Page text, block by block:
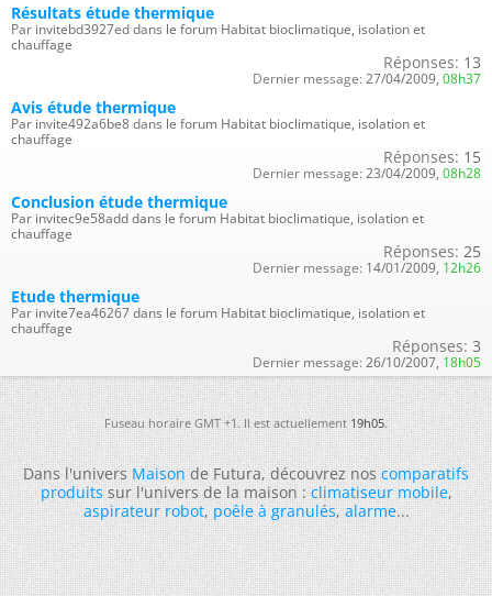
Résultats étude thermique
Par invitebd3927ed dans le forum Habitat bioclimatique, isolation et
chauffage
Réponses: 13
Dernier message: 27/04/2009, 08h37
Avis étude thermique
Par invite492a6be8 dans le forum Habitat bioclimatique, isolation et
chauffage
Réponses: 15
Dernier message: 23/04/2009, 08h28
Conclusion étude thermique
Par invitec9e58add dans le forum Habitat bioclimatique, isolation et
chauffage
Réponses: 25
Dernier message: 14/01/2009, 12h26
Etude thermique
Par invite7ea46267 dans le forum Habitat bioclimatique, isolation et
chauffage
Réponses: 3
Dernier message: 26/10/2007, 18h05
Fuseau horaire GMT +1. Il est actuellement19h05.
Dans l'universMaisonde Futura, découvrez noscomparatifs
produitssur l'univers de la maison :climatiseur mobile,
aspirateur robot,poêle à granulés,alarme...